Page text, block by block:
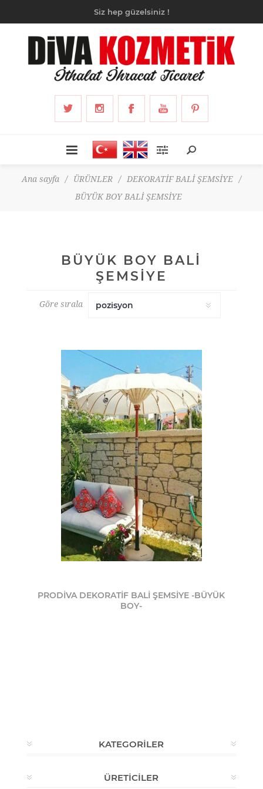
Siz hep güzelsiniz !
Ana sayfa / ÜRÜNLER / DEKORATİF BALİ ŞEMSİYE
/
BÜYÜK BOY BALİ ŞEMSİYE
BÜYÜK BOY BALİ
ŞEMSİYE
Göre sırala
PRODİVA DEKORATİF BALİ ŞEMSİYE -BÜYÜK
BOY-
KATEGORILER
ÜRETICILER